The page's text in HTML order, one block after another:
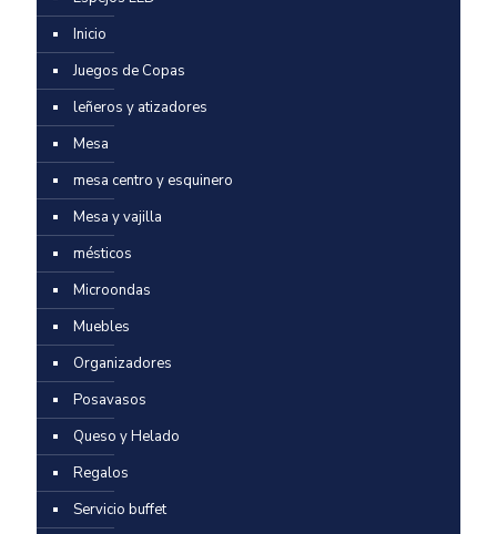
Inicio
Juegos de Copas
leñeros y atizadores
Mesa
mesa centro y esquinero
Mesa y vajilla
mésticos
Microondas
Muebles
Organizadores
Posavasos
Queso y Helado
Regalos
Servicio buffet